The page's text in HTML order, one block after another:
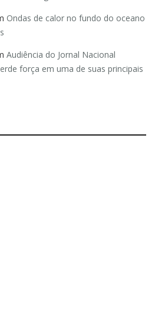
Ondas de calor no fundo do oceano
Audiência do Jornal Nacional
força em uma de suas principais